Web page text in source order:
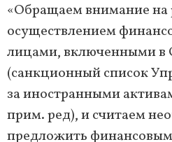
«Обращаем внимание на
осуществлением
лицами, включенными в
(санкционный список
за иностранными
прим. ред), и считаем
предложить